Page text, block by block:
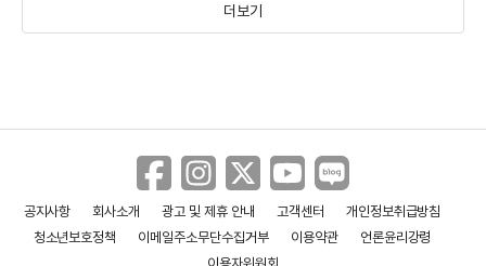
스페셜 포스 : 라스트 타겟 빅 어글리
더보기
공지사항 회사소개 광고 및 제휴 안내 고객센터
개인정보취급방침
청소년보호정책
이메일주소무단수집거부 이용약관
언론윤리강령
이용자위원회